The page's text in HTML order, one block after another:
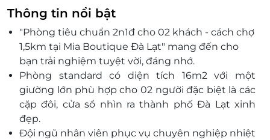
Thông tin nổi bật
"Phòng tiêu chuẩn 2n1đ cho 02 khách - cách chợ
1,5km tại Mia Boutique Đà Lạt" mang đến cho
bạn trải nghiệm tuyệt vời, đáng nhớ.
Phòng standard có diện tích 16m2 với một
giường lớn phù hợp cho 02 người đặc biệt là các
cặp đôi, cửa sổ nhìn ra thành phố Đà Lạt xinh
đẹp.
Đội ngũ nhân viên phục vụ chuyên nghiệp nhiệt